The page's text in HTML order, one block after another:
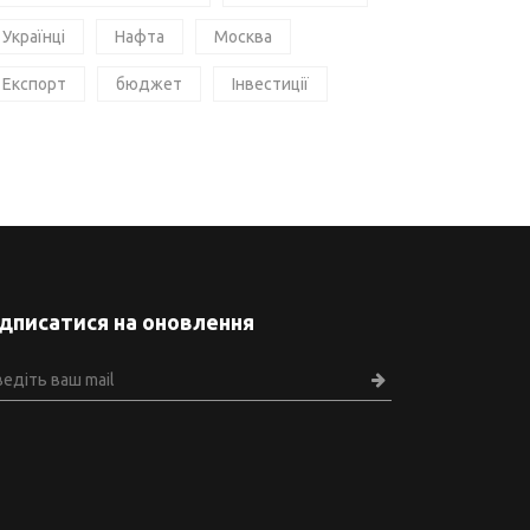
Українці Нафта Москва
Експорт бюджет Інвестиції
на оновлення